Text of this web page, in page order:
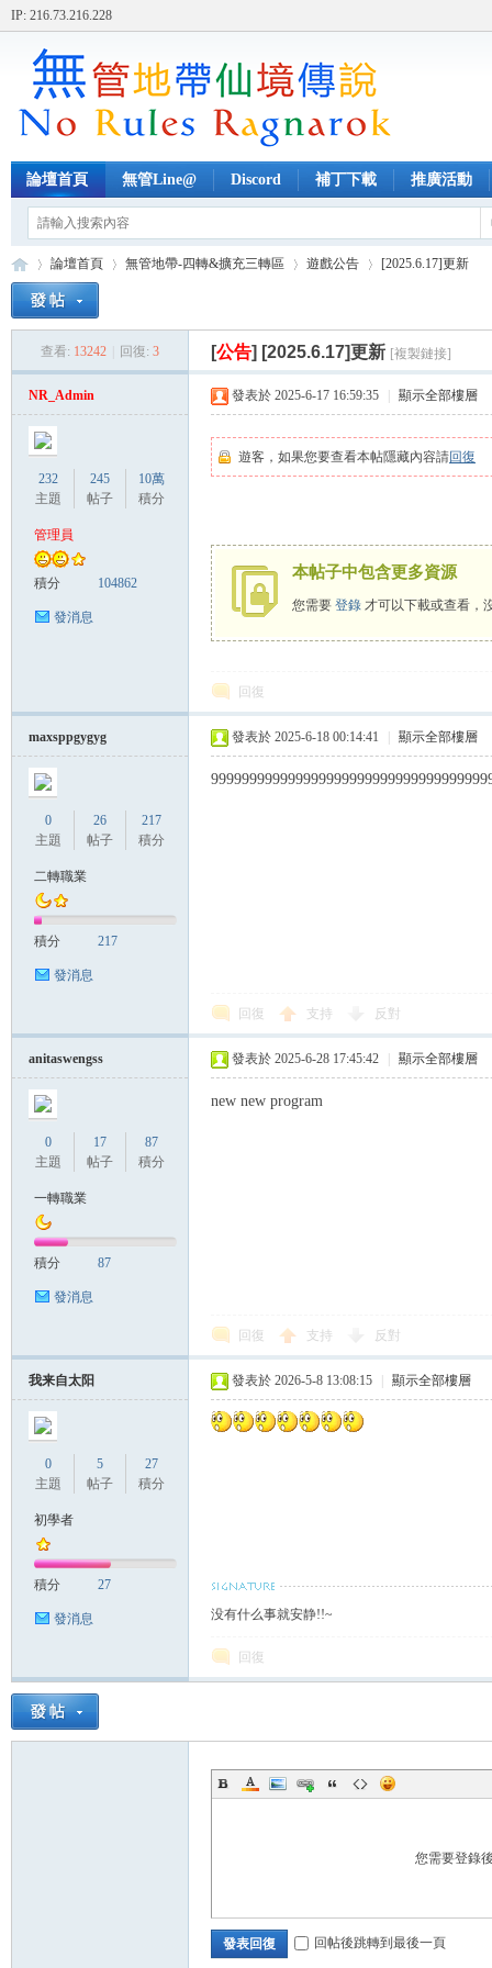
IP: 216.73.216.228
論壇首頁 無管Line@ Discord 補丁下載 推廣活動
論壇首頁
›
無管地帶-四轉&擴充三轉區
›
遊戲公告
›
[2025.6.17]更新
查看: 13242 回復: 3 [公告] [2025.6.17]更新 [複製鏈接]
NR_Admin
232
主題
245
帖子
10萬
積分
管理員
積分 104862
發消息
發表於 2025-6-17 16:59:35 顯示全部樓層
遊客，如果您要查看本帖隱藏內容請回復
本帖子中包含更多資源
您需要 登錄 才可以下載或查看，
回復
maxsppgygyg
0
主題
26
帖子
217
積分
二轉職業
積分 217
發消息
發表於 2025-6-18 00:14:41 顯示全部樓層
回復 支持 反對
anitaswengss
0
主題
17
帖子
87
積分
一轉職業
積分 87
發消息
發表於 2025-6-28 17:45:42 顯示全部樓層
new new program
回復 支持 反對
我来自太阳
0
主題
5
帖子
27
積分
初學者
積分 27
發消息
發表於 2026-5-8 13:08:15 顯示全部樓層
没有什么事就安静!!~
回復
您需要登錄
發表回復 回帖後跳轉到最後一頁